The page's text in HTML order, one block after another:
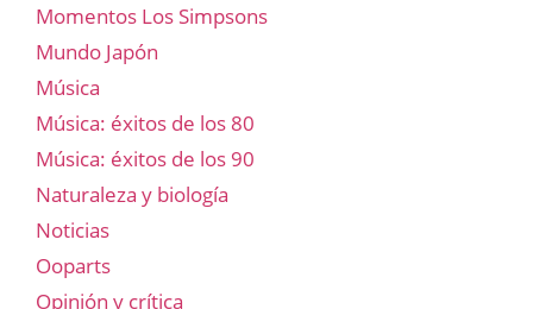
Momentos Los Simpsons
Mundo Japón
Música
Música: éxitos de los 80
Música: éxitos de los 90
Naturaleza y biología
Noticias
Ooparts
Opinión y crítica